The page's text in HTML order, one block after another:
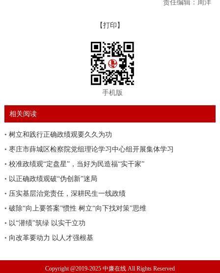
责任编辑：周洋
【打印】
手机版
相关阅读
• 树立和践行正确政绩观要久久为功
• 枣庄市薛城区检察院党组理论学习中心组开展集体学习
• 校准政绩观“定盘星”，当好为民造福“实干家”
• 以正确政绩观破“伪创新”迷局
• 压实基层治党责任，深耕民生一线政绩
• 破除“向上要答案”惯性 树立“向下找对策”思维
• 以“潜绩”筑绿 以实干立功
• 向改革要动力 以人才强根基
Copyright @2019-2025 中廉在线 All Rights Reserved